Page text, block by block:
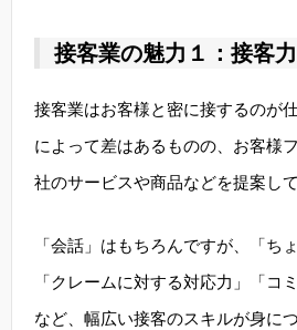
接客業の魅力１：接客
接客業はお客様と密に接するのが
によって差はあるものの、お客様
社のサービスや商品などを提案して
「会話」はもちろんですが、「ち
「クレームに対する対応力」「コ
など、幅広い接客のスキルが身につ